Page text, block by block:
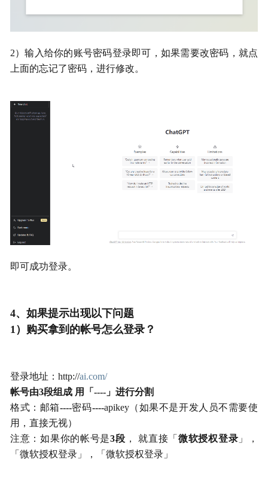
2）输入给你的账号密码登录即可，如果需要改密码，就点
上面的忘记了密码，进行修改。
即可成功登录。
4、如果提示出现以下问题
1） 购买拿到的帐号怎么登录？
登录地址：http://ai.com/
帐号由3段组成 用「----」进行分割
格式：邮箱----密码----apikey（如果不是开发人员不需要使
用，直接无视）
注意：如果你的帐号是3段 ， 就直接「 微软授权登录 」，
「微软授权登录」，「微软授权登录」